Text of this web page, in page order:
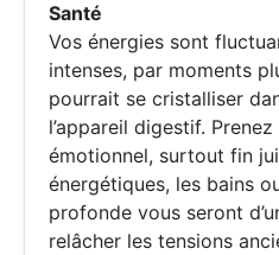
Santé
Vos énergies sont
intenses, par moments
pourrait se cristalliser
l’appareil digestif.
émotionnel, surtout fin
énergétiques, les bains
profonde vous seront
relâcher les tensions